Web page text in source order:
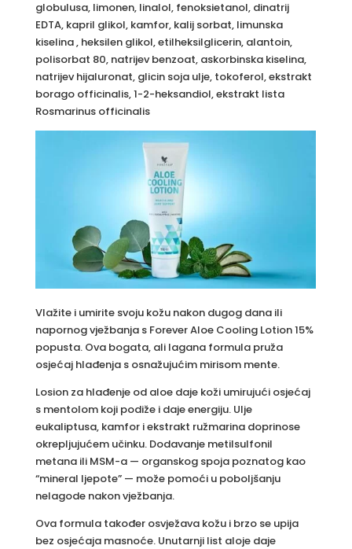
globulusa, limonen, linalol, fenoksietanol, dinatrij
EDTA, kapril glikol, kamfor, kalij sorbat, limunska
kiselina , heksilen glikol, etilheksilglicerin, alantoin,
polisorbat 80, natrijev benzoat, askorbinska kiselina,
natrijev hijaluronat, glicin soja ulje, tokoferol, ekstrakt
borago officinalis, 1-2-heksandiol, ekstrakt lista
Rosmarinus officinalis
Vlažite i umirite svoju kožu nakon dugog dana ili
napornog vježbanja s Forever Aloe Cooling Lotion 15%
popusta. Ova bogata, ali lagana formula pruža
osjećaj hlađenja s osnažujućim mirisom mente.
Losion za hlađenje od aloe daje koži umirujući osjećaj
s mentolom koji podiže i daje energiju. Ulje
eukaliptusa, kamfor i ekstrakt ružmarina doprinose
okrepljujućem učinku. Dodavanje metilsulfonil
metana ili MSM-a — organskog spoja poznatog kao
“mineral ljepote” — može pomoći u poboljšanju
nelagode nakon vježbanja.
Ova formula također osvježava kožu i brzo se upija
bez osjećaja masnoće. Unutarnji list aloje daje